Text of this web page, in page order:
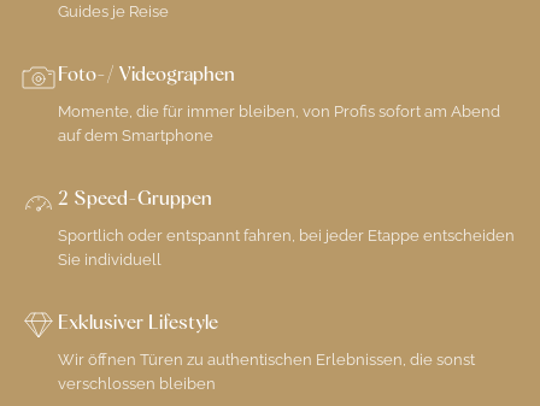
Guides je Reise
Foto-/ Videographen
Momente, die für immer bleiben, von Profis sofort am Abend
auf dem Smartphone
2 Speed-Gruppen
Sportlich oder entspannt fahren, bei jeder Etappe entscheiden
Sie individuell
Exklusiver Lifestyle
Wir öffnen Türen zu authentischen Erlebnissen, die sonst
verschlossen bleiben